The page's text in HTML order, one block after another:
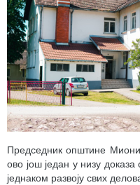
Председник општине
ово још један у низу
једнаком развоју свих